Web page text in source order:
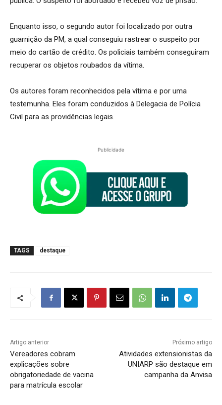
Enquanto isso, o segundo autor foi localizado por outra
guarnição da PM, a qual conseguiu rastrear o suspeito por
meio do cartão de crédito. Os policiais também conseguiram
recuperar os objetos roubados da vítima.
Os autores foram reconhecidos pela vítima e por uma
testemunha. Eles foram conduzidos à Delegacia de Polícia
Civil para as providências legais.
Publicidade
TAGS destaque
Artigo anterior
Vereadores cobram
explicações sobre
obrigatoriedade de vacina
para matrícula escolar
Próximo artigo
Atividades extensionistas da
UNIARP são destaque em
campanha da Anvisa